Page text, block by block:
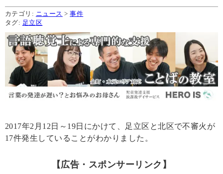
カテゴリ: ニュース >事件
タグ: 足立区
2017年2月12日～19日にかけて、足立区と北区で不審火が
17件発生していることがわかりました。
【広告・スポンサーリンク】